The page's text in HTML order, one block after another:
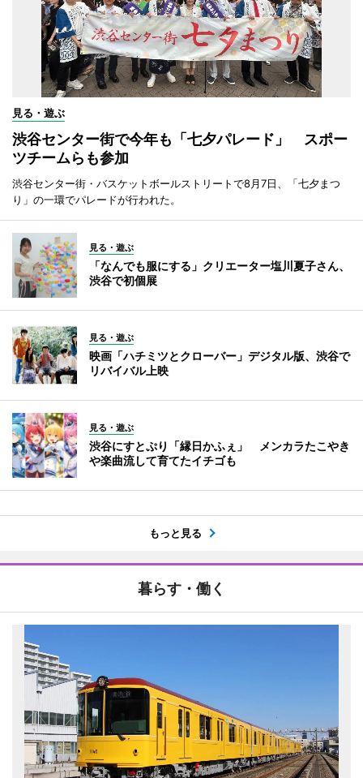
見る・遊ぶ
渋谷センター街で今年も「七夕パレード」 スポー
ツチームらも参加
渋谷センター街・バスケットボールストリートで8月7日、「七夕まつ
り」の一環でパレードが行われた。
見る・遊ぶ
「なんでも服にする」クリエーター塩川夏子さん、
渋谷で初個展
見る・遊ぶ
映画「ハチミツとクローバー」デジタル版、渋谷で
リバイバル上映
見る・遊ぶ
渋谷にすとぷり「縁日かふぇ」 メンカラたこやき
や楽曲流して育てたイチゴも
もっと見る
暮らす・働く